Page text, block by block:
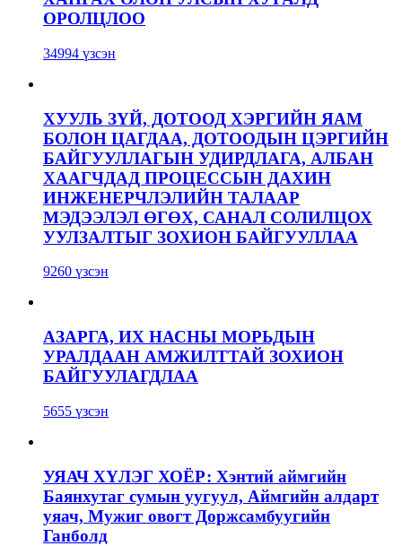
ОРОЛЦЛОО
34994 үзсэн
ХУУЛЬ ЗҮЙ, ДОТООД ХЭРГИЙН ЯАМ
БОЛОН ЦАГДАА, ДОТООДЫН ЦЭРГИЙН
БАЙГУУЛЛАГЫН УДИРДЛАГА, АЛБАН
ХААГЧДАД ПРОЦЕССЫН ДАХИН
ИНЖЕНЕРЧЛЭЛИЙН ТАЛААР
МЭДЭЭЛЭЛ ӨГӨХ, САНАЛ СОЛИЛЦОХ
УУЛЗАЛТЫГ ЗОХИОН БАЙГУУЛЛАА
9260 үзсэн
АЗАРГА, ИХ НАСНЫ МОРЬДЫН
УРАЛДААН АМЖИЛТТАЙ ЗОХИОН
БАЙГУУЛАГДЛАА
5655 үзсэн
УЯАЧ ХҮЛЭГ ХОЁР: Хэнтий аймгийн
Баянхутаг сумын уугуул, Аймгийн алдарт
уяач, Мужиг овогт Доржсамбуугийн
Ганболд